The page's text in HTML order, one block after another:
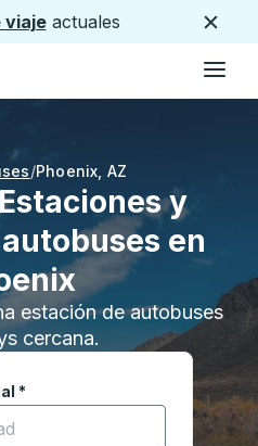
viajeactuales
Phoenix AZ
y
en
estación de autobuses
cercana.
*
una ciudad para abrir las